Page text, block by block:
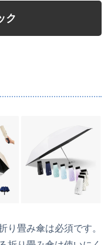
ク
り畳み傘は必須です。